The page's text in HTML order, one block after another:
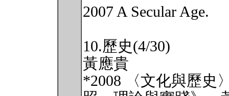
2007 A Secular Age.
10.歷史(4/30)
黃應貴
*2008 〈文化與歷史